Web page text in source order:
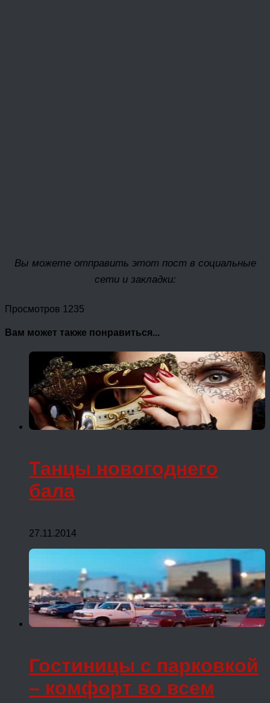
Вы можете отправить этот пост в социальные
сети и закладки:
Просмотров 1235
Вам может также понравиться...
Танцы новогоднего
бала
27.11.2014
Гостиницы с парковкой
– комфорт во всем